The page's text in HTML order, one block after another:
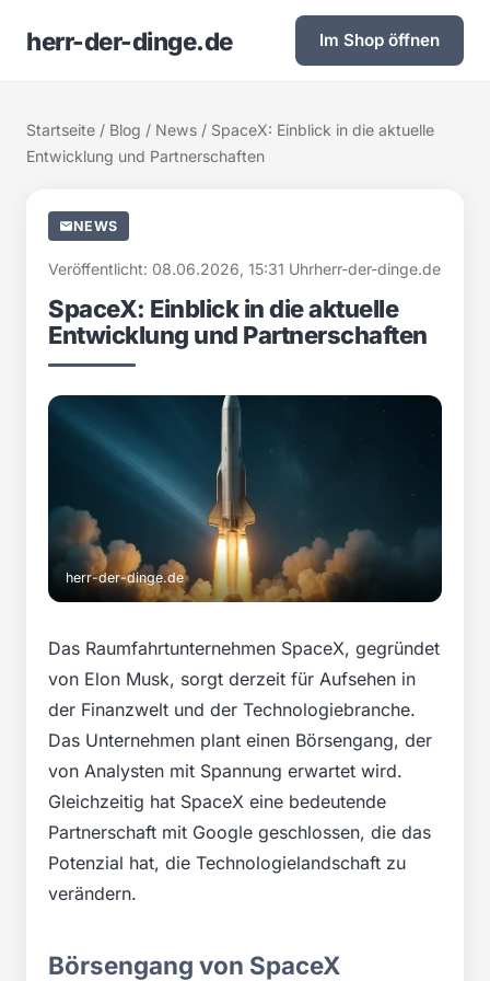
herr-der-dinge.de Im Shop öffnen
Startseite / Blog / News / SpaceX: Einblick in die aktuelle
Entwicklung und Partnerschaften
NEWS
Veröffentlicht: 08.06.2026, 15:31 Uhrherr-der-dinge.de
SpaceX: Einblick in die aktuelle
Entwicklung und Partnerschaften
herr-der-dinge.de
Das Raumfahrtunternehmen SpaceX, gegründet
von Elon Musk, sorgt derzeit für Aufsehen in
der Finanzwelt und der Technologiebranche.
Das Unternehmen plant einen Börsengang, der
von Analysten mit Spannung erwartet wird.
Gleichzeitig hat SpaceX eine bedeutende
Partnerschaft mit Google geschlossen, die das
Potenzial hat, die Technologielandschaft zu
verändern.
Börsengang von SpaceX